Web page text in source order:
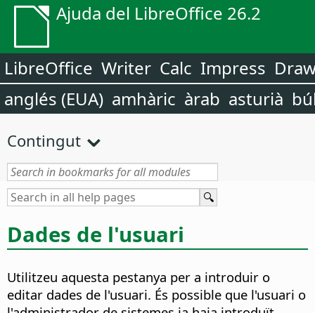
Ajuda del LibreOffice 26.2
LibreOffice Writer Calc Impress
anglés (EUA) amhàric àrab asturià
Contingut
Dades de l'usuari
Utilitzeu aquesta pestanya per a introduir o
editar dades de l'usuari. És possible que l'usuari o